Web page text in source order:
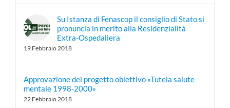
Su Istanza di Fenascop il consiglio di Stato si
pronuncia in merito alla Residenzialità
Extra-Ospedaliera
19 Febbraio 2018
Approvazione del progetto obiettivo «Tutela salute
mentale 1998-2000»
22 Febbraio 2018